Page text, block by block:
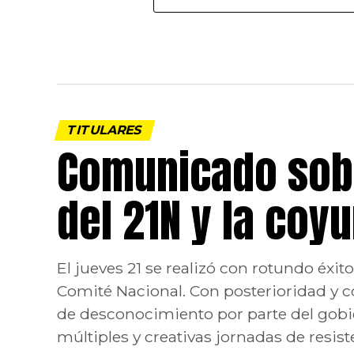
TITULARES
Comunicado
del 21N y la
El jueves 21 se realizó con rotundo
Comité Nacional. Con posterioridad y
de desconocimiento por parte del
múltiples y creativas jornadas de